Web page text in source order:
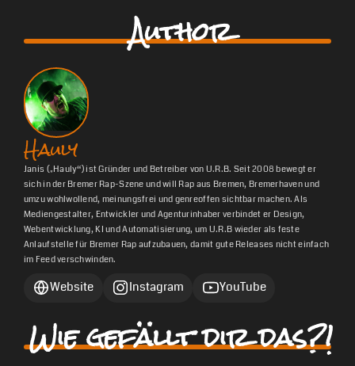
Author
Hauly
Janis („Hauly“) ist Gründer und Betreiber von U.R.B. Seit 2008 bewegt er
sich in der Bremer Rap-Szene und will Rap aus Bremen, Bremerhaven und
umzu wohlwollend, meinungsfrei und genreoffen sichtbar machen. Als
Mediengestalter, Entwickler und Agenturinhaber verbindet er Design,
Webentwicklung, KI und Automatisierung, um U.R.B wieder als feste
Anlaufstelle für Bremer Rap aufzubauen, damit gute Releases nicht einfach
im Feed verschwinden.
Website Instagram YouTube
Wie gefällt dir das?!